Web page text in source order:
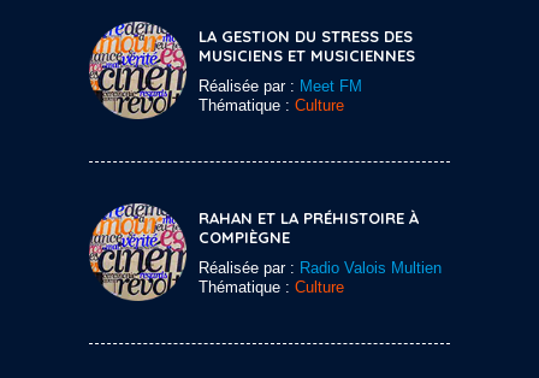
LA GESTION DU STRESS DES
MUSICIENS ET MUSICIENNES
Réalisée par : Meet FM
Thématique : Culture
RAHAN ET LA PRÉHISTOIRE À
COMPIÈGNE
Réalisée par : Radio Valois Multien
Thématique : Culture